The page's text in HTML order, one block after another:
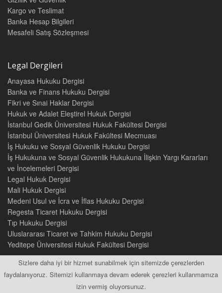
Sizlere daha iyi bir hizmet sunabilmek için sitemizde çerezlerden
faydalanıyoruz. Sitemizi kullanmaya devam ederek çerezleri kullanmamıza
izin vermiş oluyorsunuz.
Kargo ve Teslimat
Banka Hesap Bilgileri
Mesafeli Satış Sözleşmesi
Legal Dergileri
Anayasa Hukuku Dergisi
Banka ve Finans Hukuku Dergisi
Fikri ve Sınai Haklar Dergisi
Hukuk ve Adalet Eleştirel Hukuk Dergisi
İstanbul Gedik Üniversitesi Hukuk Fakültesi Dergisi
İstanbul Üniversitesi Hukuk Fakültesi Mecmuası
İş Hukuku ve Sosyal Güvenlik Hukuku Dergisi
İş Hukukuna ve Sosyal Güvenlik Hukukuna İlişkin Yargı Kararları
ve İncelemeleri Dergisi
Legal Hukuk Dergisi
Mali Hukuk Dergisi
Medeni Usul ve İcra ve İflas Hukuku Dergisi
Regesta Ticaret Hukuku Dergisi
Tıp Hukuku Dergisi
Uluslararası Ticaret ve Tahkim Hukuku Dergisi
Yeditepe Üniversitesi Hukuk Fakültesi Dergisi
2015 © Tüm Hakları Saklıdır